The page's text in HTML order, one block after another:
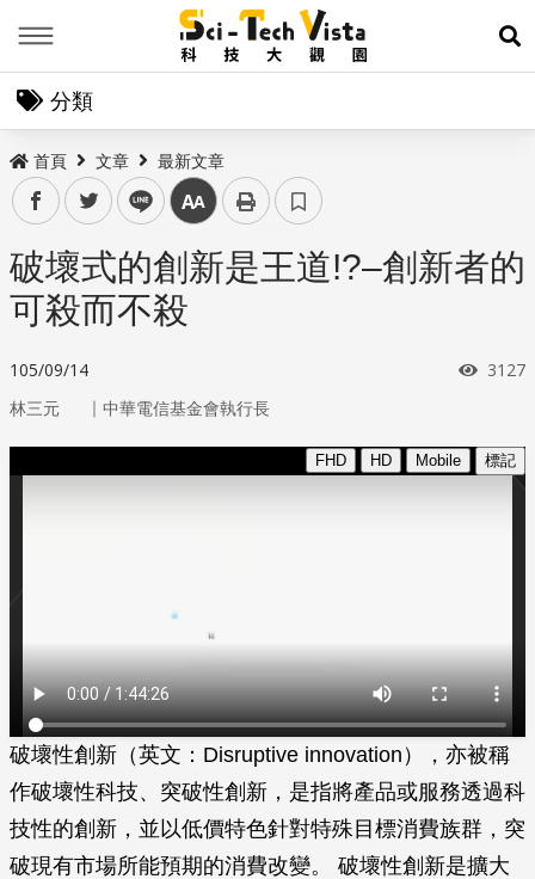
展
分類
首頁 文章 最新文章
facebooktwitter line 中
破壞式的創新是王道!?–創新者的
可殺而不殺
105/09/14 瀏覽
3127
林三元 ｜ 中華電信基金會執行長
破壞性創新（英文：Disruptive innovation），亦被稱
作破壞性科技、突破性創新，是指將產品或服務透過科
技性的創新，並以低價特色針對特殊目標消費族群，突
破現有市場所能預期的消費改變。 破壞性創新是擴大